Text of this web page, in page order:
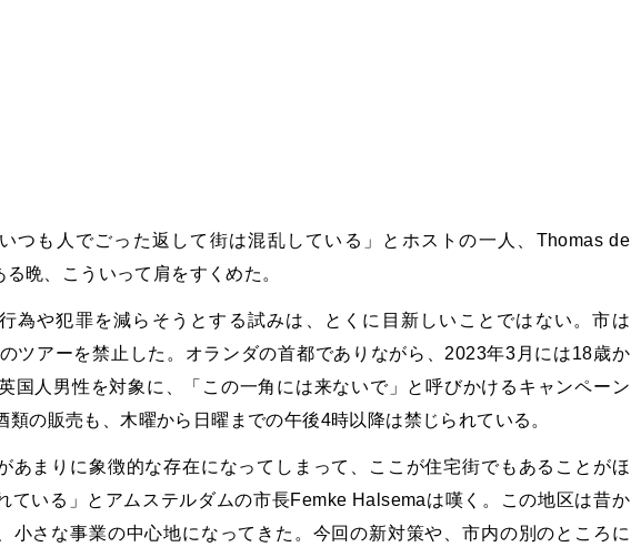
いつも人でごった返して街は混乱している」とホストの一人、Thomas de
晩、こういって肩をすくめた。
為や犯罪を減らそうとする試みは、とくに目新しいことではない。市は
ツアーを禁止した。オランダの首都でありながら、2023年3月には18歳か
国人男性を対象に、「この一角には来ないで」と呼びかけるキャンペーン
類の販売も、木曜から日曜までの午後4時以降は禁じられている。
あまりに象徴的な存在になってしまって、ここが住宅街でもあることがほ
ている」とアムステルダムの市長Femke Halsemaは嘆く。この地区は昔か
小さな事業の中心地になってきた。今回の新対策や、市内の別のところに